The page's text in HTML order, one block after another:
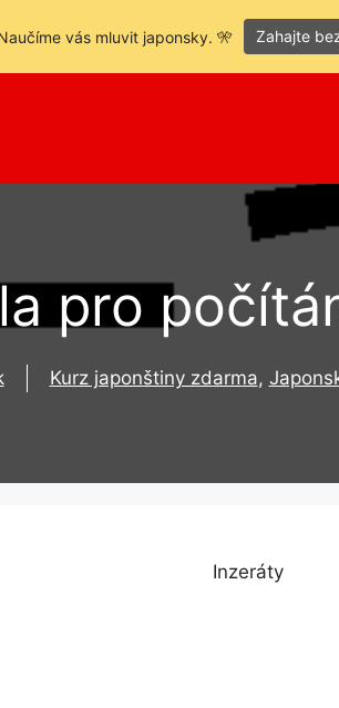
pro
Kurz japonštiny zdarma,
Inzeráty
vás mluvit japonsky. 🎌 Zahajte